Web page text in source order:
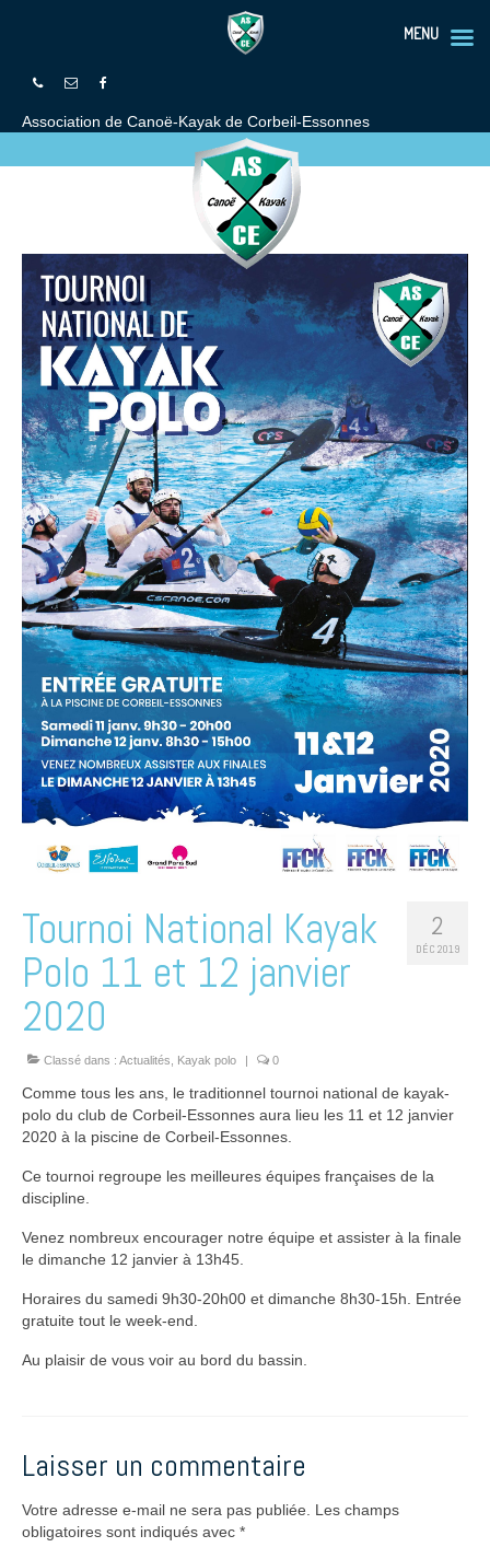
Association de Canoë-Kayak de Corbeil-Essonnes
2
DÉC 2019
Tournoi National Kayak
Polo 11 et 12 janvier
2020
Classé dans : Actualités Kayak polo | 0
Comme tous les ans, le traditionnel tournoi national de kayak-
polo du club de Corbeil-Essonnes aura lieu les 11 et 12 janvier
2020 à la piscine de Corbeil-Essonnes.
Ce tournoi regroupe les meilleures équipes françaises de la
discipline.
Venez nombreux encourager notre équipe et assister à la finale
le dimanche 12 janvier à 13h45.
Horaires du samedi 9h30-20h00 et dimanche 8h30-15h. Entrée
gratuite tout le week-end.
Au plaisir de vous voir au bord du bassin.
Laisser un commentaire
Votre adresse e-mail ne sera pas publiée.
Les champs
obligatoires sont indiqués avec *
MENU